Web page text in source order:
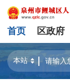
首页 区政府